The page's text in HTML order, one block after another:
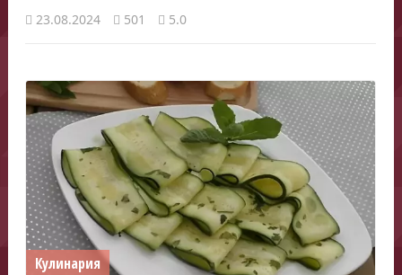
23.08.2024 501 5.0
Кулинария